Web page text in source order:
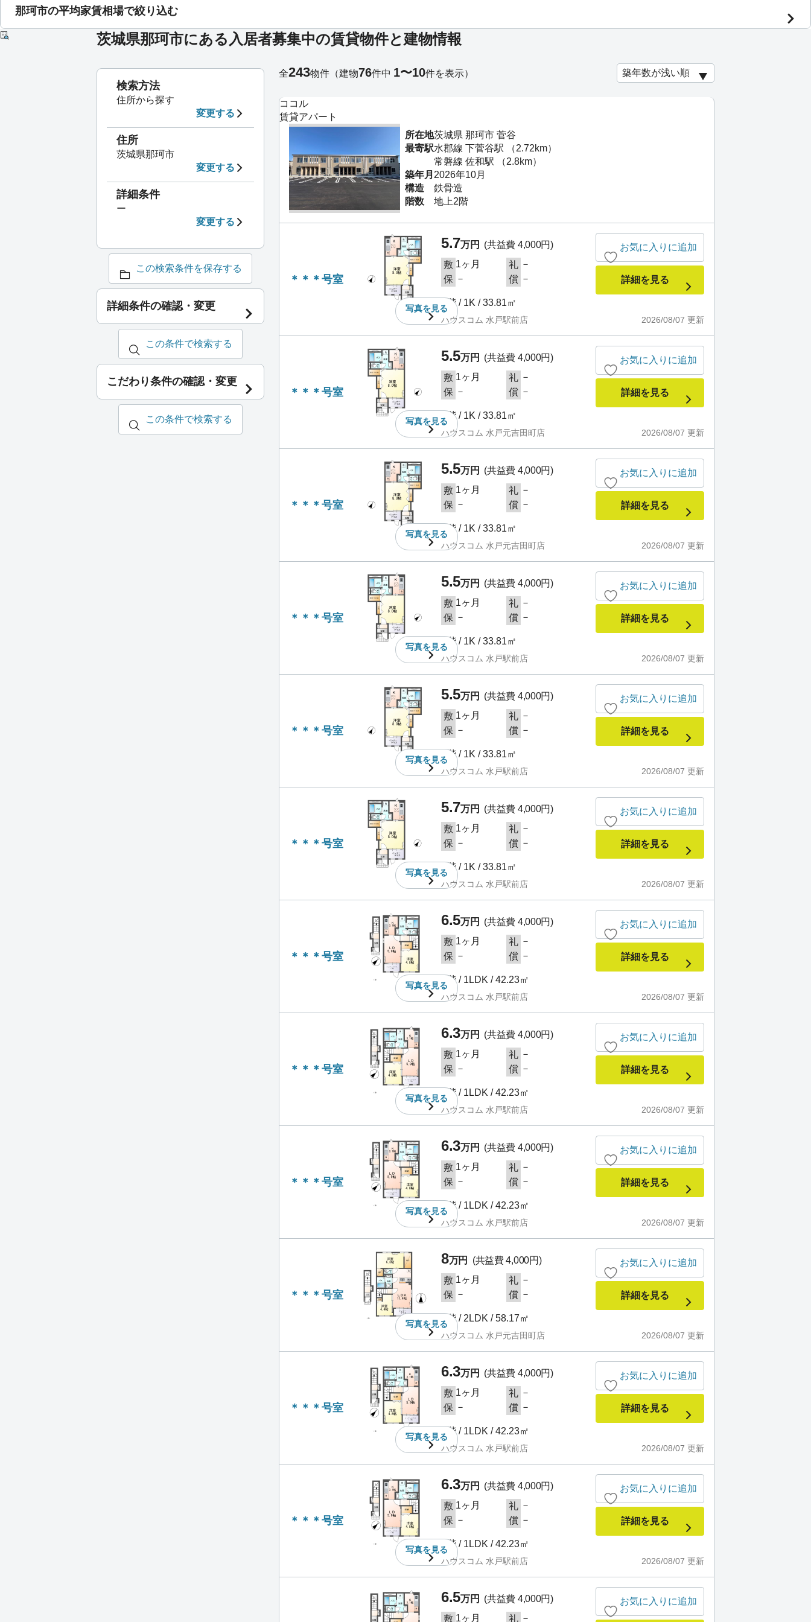
那珂市の平均家賃相場で絞り込む
茨城県那珂市にある入居者募集中の賃貸物件と建物情報
ココル
賃貸アパート
所在地茨城県 那珂市 菅谷
最寄駅水郡線 下菅谷駅 （2.72km）
常磐線 佐和駅 （2.8km）
築年月 2026年10月
構造
鉄骨造
階数
地上2階
＊＊＊号室
写真を見る
5.7万円
(共益費 4,000円)
敷 1ヶ月 礼 －
保 － 償 －
1階 / 1K / 33.81㎡
2026/08/07 更新
ハウスコム 水戸駅前店
お気に入りに追加
詳細を見る
＊＊＊号室
写真を見る
5.5万円
(共益費 4,000円)
敷 1ヶ月 礼 －
保 － 償 －
1階 / 1K / 33.81㎡
2026/08/07 更新
ハウスコム 水戸元吉田町店
お気に入りに追加
詳細を見る
＊＊＊号室
写真を見る
5.5万円
(共益費 4,000円)
敷 1ヶ月 礼 －
保 － 償 －
1階 / 1K / 33.81㎡
2026/08/07 更新
ハウスコム 水戸元吉田町店
お気に入りに追加
詳細を見る
＊＊＊号室
写真を見る
5.5万円
(共益費 4,000円)
敷 1ヶ月 礼 －
保 － 償 －
1階 / 1K / 33.81㎡
2026/08/07 更新
ハウスコム 水戸駅前店
お気に入りに追加
詳細を見る
＊＊＊号室
写真を見る
5.5万円
(共益費 4,000円)
敷 1ヶ月 礼 －
保 － 償 －
1階 / 1K / 33.81㎡
2026/08/07 更新
ハウスコム 水戸駅前店
お気に入りに追加
詳細を見る
＊＊＊号室
写真を見る
5.7万円
(共益費 4,000円)
敷 1ヶ月 礼 －
保 － 償 －
1階 / 1K / 33.81㎡
2026/08/07 更新
ハウスコム 水戸駅前店
お気に入りに追加
詳細を見る
＊＊＊号室
写真を見る
6.5万円
(共益費 4,000円)
敷 1ヶ月 礼 －
保 － 償 －
2階 / 1LDK / 42.23㎡
2026/08/07 更新
ハウスコム 水戸駅前店
お気に入りに追加
詳細を見る
＊＊＊号室
写真を見る
6.3万円
(共益費 4,000円)
敷 1ヶ月 礼 －
保 － 償 －
2階 / 1LDK / 42.23㎡
2026/08/07 更新
ハウスコム 水戸駅前店
お気に入りに追加
詳細を見る
＊＊＊号室
写真を見る
6.3万円
(共益費 4,000円)
敷 1ヶ月 礼 －
保 － 償 －
2階 / 1LDK / 42.23㎡
2026/08/07 更新
ハウスコム 水戸駅前店
お気に入りに追加
詳細を見る
＊＊＊号室
写真を見る
8万円
(共益費 4,000円)
敷 1ヶ月 礼 －
保 － 償 －
2階 / 2LDK / 58.17㎡
2026/08/07 更新
ハウスコム 水戸元吉田町店
お気に入りに追加
詳細を見る
＊＊＊号室
写真を見る
6.3万円
(共益費 4,000円)
敷 1ヶ月 礼 －
保 － 償 －
2階 / 1LDK / 42.23㎡
2026/08/07 更新
ハウスコム 水戸駅前店
お気に入りに追加
詳細を見る
＊＊＊号室
写真を見る
6.3万円
(共益費 4,000円)
敷 1ヶ月 礼 －
保 － 償 －
2階 / 1LDK / 42.23㎡
2026/08/07 更新
ハウスコム 水戸駅前店
お気に入りに追加
詳細を見る
6.5万円
(共益費 4,000円)
敷 1ヶ月 礼 －
お気に入りに追加
全243物件 （建物76件中 1〜10件を表示）
検索方法
住所から探す
変更する
住所
茨城県那珂市
変更する
詳細条件
ー
変更する
この検索条件を保存する
詳細条件の確認・変更
この条件で検索する
こだわり条件の確認・変更
この条件で検索する